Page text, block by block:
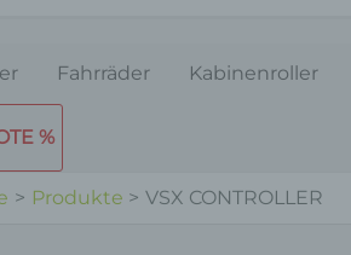
Fahrräder Kabinenroller
%
Produkte VSX CONTROLLER